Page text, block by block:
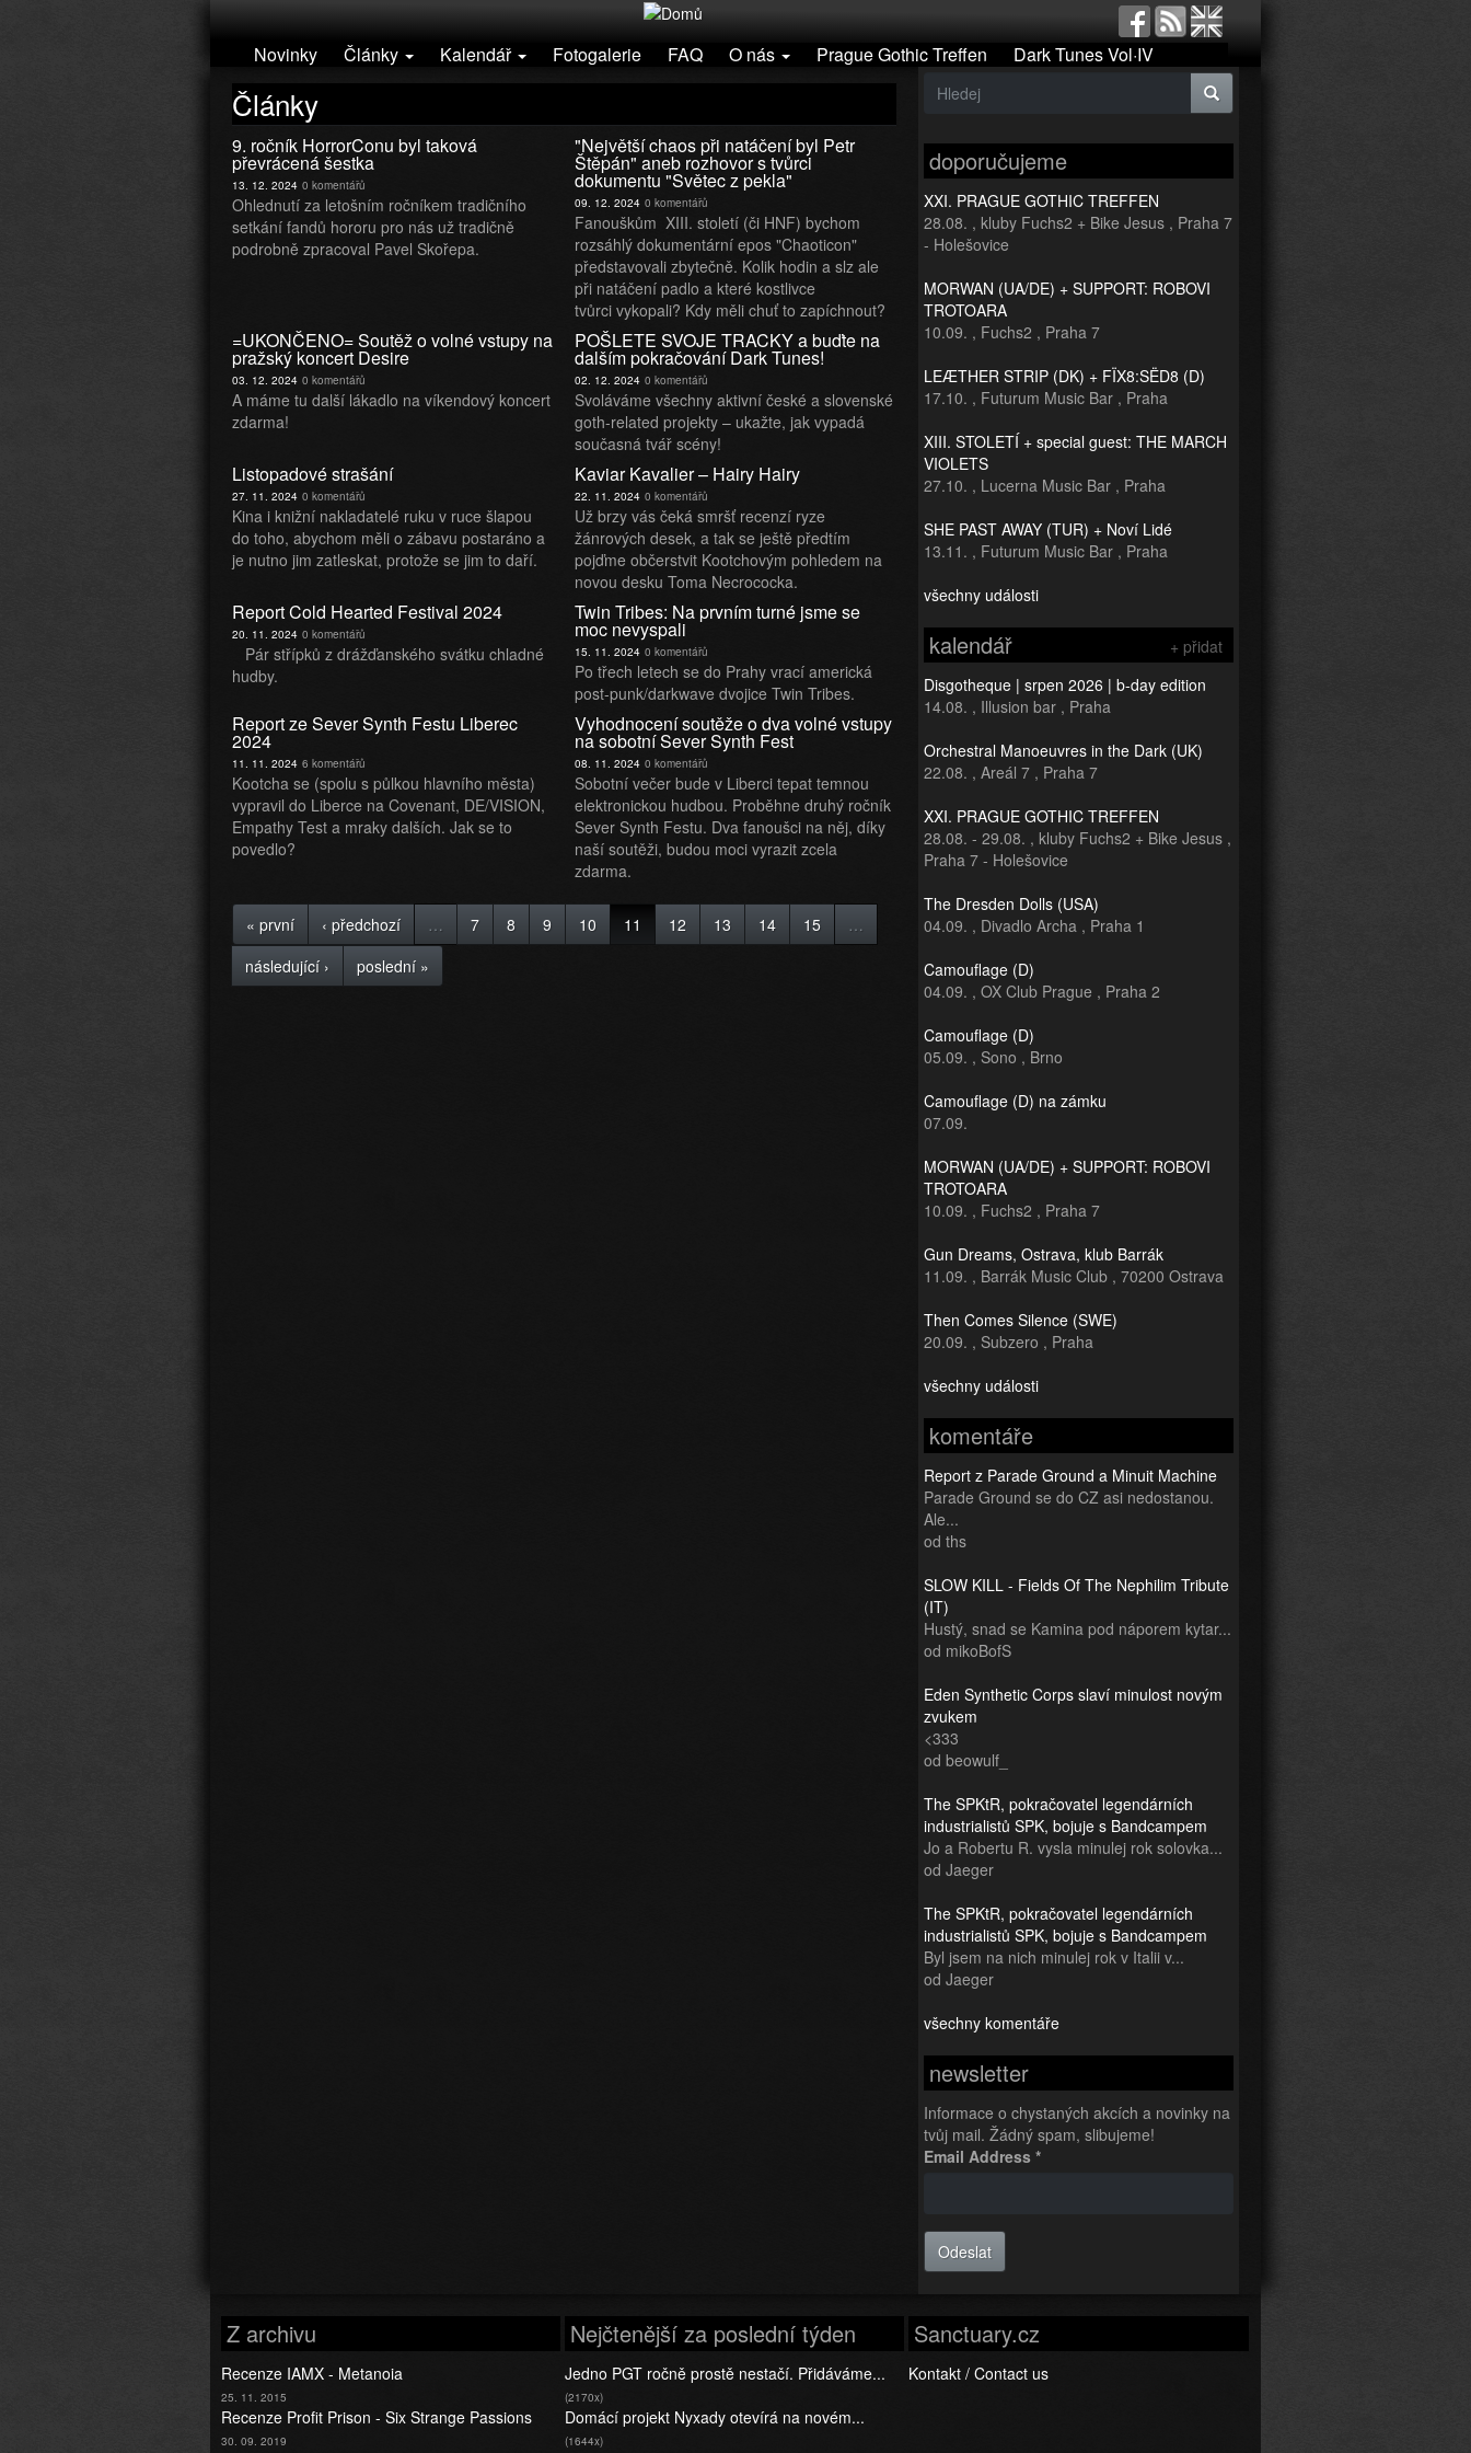
Novinky Články Kalendář Fotogalerie FAQ O nás Prague Gothic Treffen Dark Tunes Vol·IV
Články
9. ročník HorrorConu byl taková
převrácená šestka
13. 12. 2024 0 komentářů
Ohlednutí za letošním ročníkem tradičního
setkání fandů hororu pro nás už tradičně
podrobně zpracoval Pavel Skořepa.
"Největší chaos při natáčení byl Petr
Štěpán" aneb rozhovor s tvůrci
dokumentu "Světec z pekla"
09. 12. 2024 0 komentářů
Fanouškům XIII. století (či HNF) bychom
rozsáhlý dokumentární epos "Chaoticon"
představovali zbytečně. Kolik hodin a slz ale
při natáčení padlo a které kostlivce
tvůrci vykopali? Kdy měli chuť to zapíchnout?
=UKONČENO= Soutěž o volné vstupy na
pražský koncert Desire
03. 12. 2024 0 komentářů
A máme tu další lákadlo na víkendový koncert
zdarma!
POŠLETE SVOJE TRACKY a buďte na
dalším pokračování Dark Tunes!
02. 12. 2024 0 komentářů
Svoláváme všechny aktivní české a slovenské
goth-related projekty – ukažte, jak vypadá
současná tvář scény!
Listopadové strašání
27. 11. 2024 0 komentářů
Kina i knižní nakladatelé ruku v ruce šlapou
do toho, abychom měli o zábavu postaráno a
je nutno jim zatleskat, protože se jim to daří.
Kaviar Kavalier – Hairy Hairy
22. 11. 2024 0 komentářů
Už brzy vás čeká smršť recenzí ryze
žánrových desek, a tak se ještě předtím
pojďme občerstvit Kootchovým pohledem na
novou desku Toma Necrococka.
Report Cold Hearted Festival 2024
20. 11. 2024 0 komentářů
Pár střípků z drážďanského svátku chladné
hudby.
Twin Tribes: Na prvním turné jsme se
moc nevyspali
15. 11. 2024 0 komentářů
Po třech letech se do Prahy vrací americká
post-punk/darkwave dvojice Twin Tribes.
Report ze Sever Synth Festu Liberec
2024
11. 11. 2024 6 komentářů
Kootcha se (spolu s půlkou hlavního města)
vypravil do Liberce na Covenant, DE/VISION,
Empathy Test a mraky dalších. Jak se to
povedlo?
Vyhodnocení soutěže o dva volné vstupy
na sobotní Sever Synth Fest
08. 11. 2024 0 komentářů
Sobotní večer bude v Liberci tepat temnou
elektronickou hudbou. Proběhne druhý ročník
Sever Synth Festu. Dva fanoušci na něj, díky
naší soutěži, budou moci vyrazit zcela
zdarma.
« první ‹ předchozí … 7 8 9 10 11 12 13 14 15
…
následující ›
poslední »
doporučujeme
XXI. PRAGUE GOTHIC TREFFEN
28.08. , kluby Fuchs2 + Bike Jesus , Praha 7
- Holešovice
MORWAN (UA/DE) + SUPPORT: ROBOVI
TROTOARA
10.09. , Fuchs2 , Praha 7
LEÆTHER STRIP (DK) + FÏX8:SËD8 (D)
17.10. , Futurum Music Bar , Praha
XIII. STOLETÍ + special guest: THE MARCH
VIOLETS
27.10. , Lucerna Music Bar , Praha
SHE PAST AWAY (TUR) + Noví Lidé
13.11. , Futurum Music Bar , Praha
všechny události
kalendář
+ přidat
Disgotheque | srpen 2026 | b-day edition
14.08. , Illusion bar , Praha
Orchestral Manoeuvres in the Dark (UK)
22.08. , Areál 7 , Praha 7
XXI. PRAGUE GOTHIC TREFFEN
28.08. - 29.08. , kluby Fuchs2 + Bike Jesus ,
Praha 7 - Holešovice
The Dresden Dolls (USA)
04.09. , Divadlo Archa , Praha 1
Camouflage (D)
04.09. , OX Club Prague , Praha 2
Camouflage (D)
05.09. , Sono , Brno
Camouflage (D) na zámku
07.09.
MORWAN (UA/DE) + SUPPORT: ROBOVI
TROTOARA
10.09. , Fuchs2 , Praha 7
Gun Dreams, Ostrava, klub Barrák
11.09. , Barrák Music Club , 70200 Ostrava
Then Comes Silence (SWE)
20.09. , Subzero , Praha
všechny události
komentáře
Report z Parade Ground a Minuit Machine
Parade Ground se do CZ asi nedostanou.
Ale...
od ths
SLOW KILL - Fields Of The Nephilim Tribute
(IT)
Hustý, snad se Kamina pod náporem kytar...
od mikoBofS
Eden Synthetic Corps slaví minulost novým
zvukem
<333
od beowulf_
The SPKtR, pokračovatel legendárních
industrialistů SPK, bojuje s Bandcampem
Jo a Robertu R. vysla minulej rok solovka...
od Jaeger
The SPKtR, pokračovatel legendárních
industrialistů SPK, bojuje s Bandcampem
Byl jsem na nich minulej rok v Italii v...
od Jaeger
všechny komentáře
newsletter
Informace o chystaných akcích a novinky na
tvůj mail. Žádný spam, slibujeme!
Email Address *
Odeslat
Z archivu
Recenze IAMX - Metanoia
25. 11. 2015
Recenze Profit Prison - Six Strange Passions
30. 09. 2019
Nejčtenější za poslední týden
Jedno PGT ročně prostě nestačí. Přidáváme...
(2170x)
Domácí projekt Nyxady otevírá na novém...
(1644x)
Sanctuary.cz
Kontakt / Contact us